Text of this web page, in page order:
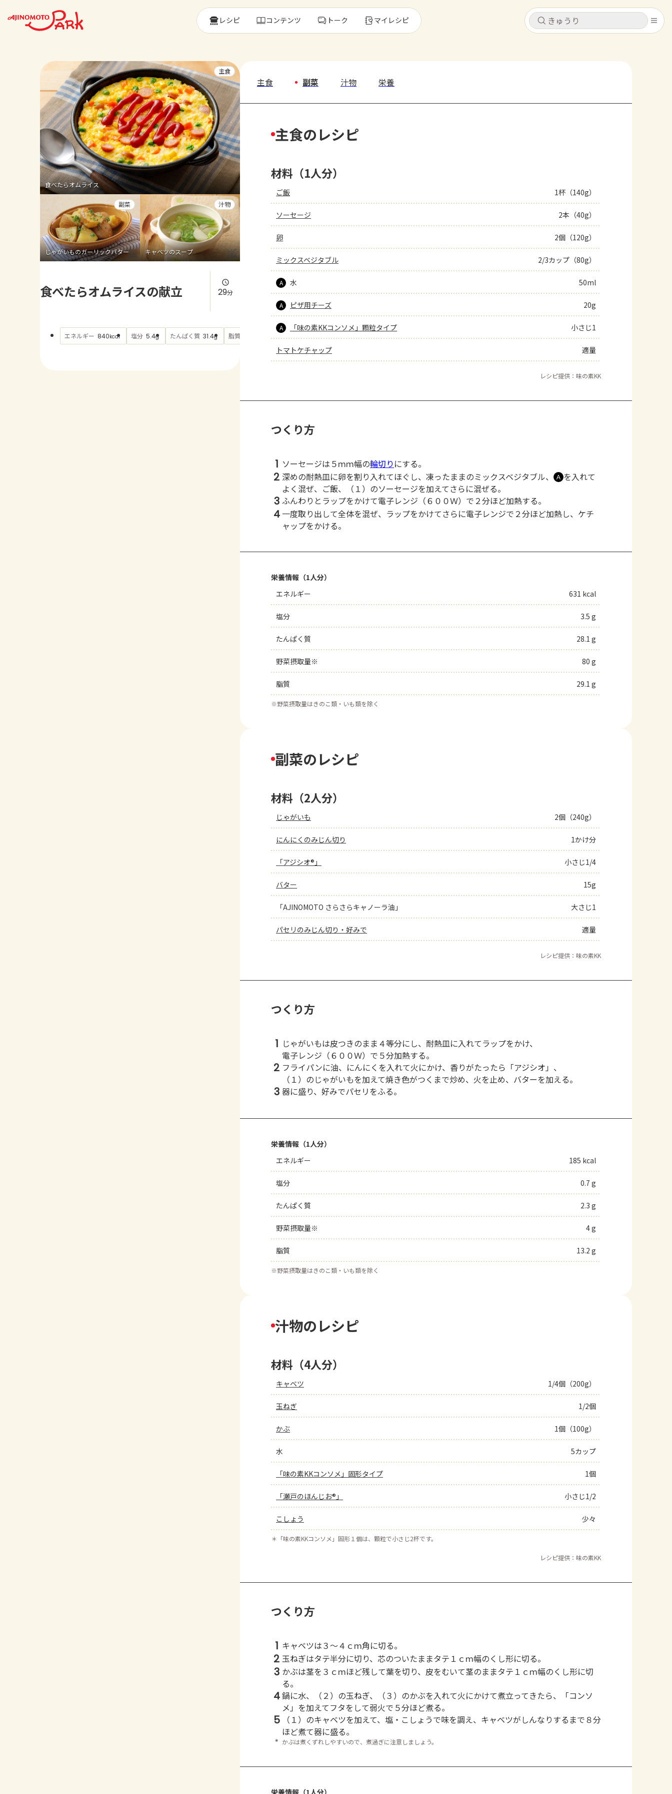
キャンセル
よくあるお問い合わせ
お買い物
キャンセル
レシピ コンテンツ トーク マイレシピ
食べたらオムライス
主食
じゃがいものガーリックバター
副菜
キャベツのスープ
汁物
食べたらオムライスの献立 29分
エネルギー 840kcal 塩分 5.4g たんぱく質 31.4g 脂質 もっと見る
主食 副菜 汁物 栄養
主食のレシピ
材料（1人分）
ご飯 1杯（140g）
ソーセージ 2本（40g）
卵 2個（120g）
ミックスベジタブル 2/3カップ（80g）
A 水 50ml
A ピザ用チーズ 20g
A 「味の素KKコンソメ」顆粒タイプ 小さじ1
トマトケチャップ 適量
レシピ提供：味の素KK
つくり方
1 ソーセージは５ｍｍ幅の輪切り にする。
2 深めの耐熱皿に卵を割り入れてほぐし、凍ったままのミックスベジタブル、 Ａ を入れて
よく混ぜ、ご飯、（１）のソーセージを加えてさらに混ぜる。
3 ふんわりとラップをかけて電子レンジ（６００Ｗ）で２分ほど加熱する。
4 一度取り出して全体を混ぜ、ラップをかけてさらに電子レンジで２分ほど加熱し、ケチ
ャップをかける。
栄養情報（1人分）
エネルギー
631 kcal
塩分 3.5 g
たんぱく質 28.1 g
野菜摂取量※ 80 g
脂質 29.1 g
※野菜摂取量はきのこ類・いも類を除く
副菜のレシピ
材料（2人分）
じゃがいも 2個（240g）
にんにくのみじん切り 1かけ分
「アジシオ®」 小さじ1/4
バター 15g
「AJINOMOTO さらさらキャノーラ油」 大さじ1
パセリのみじん切り・好みで 適量
レシピ提供：味の素KK
つくり方
1 じゃがいもは皮つきのまま４等分にし、耐熱皿に入れてラップをかけ、
電子レンジ（６００Ｗ）で５分加熱する。
2 フライパンに油、にんにくを入れて火にかけ、香りがたったら「アジシオ」、
（１）のじゃがいもを加えて焼き色がつくまで炒め、火を止め、バターを加える。
3 器に盛り、好みでパセリをふる。
栄養情報（1人分）
エネルギー
185 kcal
塩分 0.7 g
たんぱく質 2.3 g
野菜摂取量※ 4 g
脂質 13.2 g
※野菜摂取量はきのこ類・いも類を除く
汁物のレシピ
材料（4人分）
キャベツ 1/4個（200g）
玉ねぎ 1/2個
かぶ 1個（100g）
水 5カップ
「味の素KKコンソメ」固形タイプ 1個
「瀬戸のほんじお®」 小さじ1/2
こしょう 少々
＊ 「味の素KKコンソメ」固形１個は、顆粒で小さじ2杯です。
レシピ提供：味の素KK
つくり方
1 キャベツは３～４ｃｍ角に切る。
2 玉ねぎはタテ半分に切り、芯のついたままタテ１ｃｍ幅のくし形に切る。
3 かぶは茎を３ｃｍほど残して葉を切り、皮をむいて茎のままタテ１ｃｍ幅のくし形に切
る。
4鍋に水、（２）の玉ねぎ、（３）のかぶを入れて火にかけて煮立ってきたら、「コンソ
メ」を加えてフタをして弱火で５分ほど煮る。
5
（１）のキャベツを加えて、塩・こしょうで味を調え、キャベツがしんなりするまで８分
ほど煮て器に盛る。
＊ かぶは煮くずれしやすいので、煮過ぎに注意しましょう。
栄養情報（1人分）